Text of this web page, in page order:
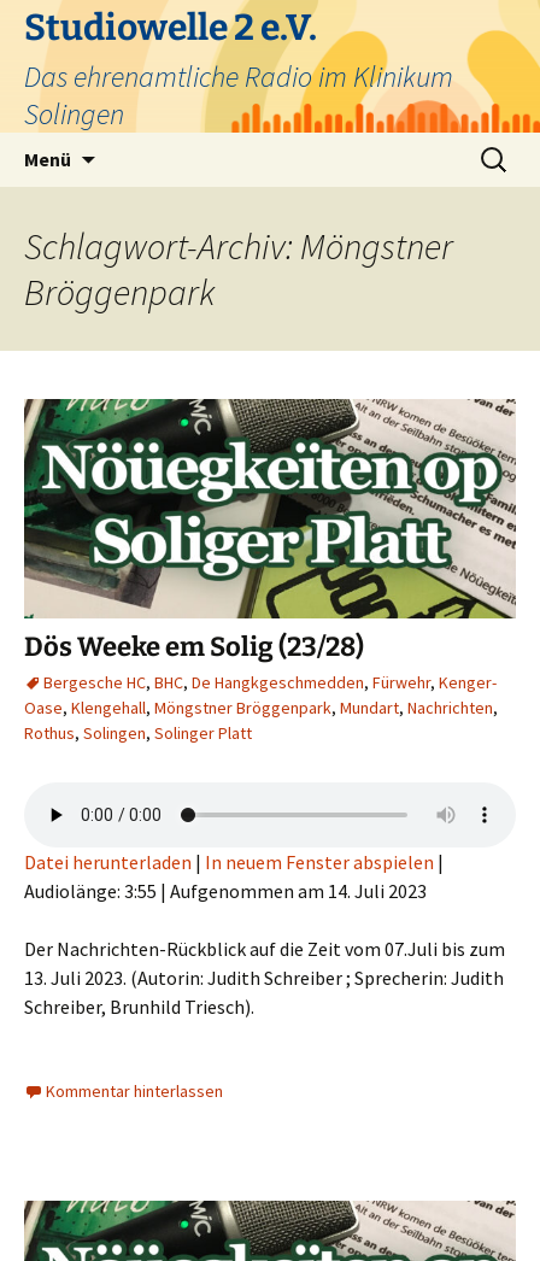
Zum
Inhalt
springen
Studiowelle 2 e.V.
Das ehrenamtliche Radio im Klinikum
Solingen
Menü
Suchen
nach:
Schlagwort-Archiv: Möngstner
Bröggenpark
Dös Weeke em Solig (23/28)
Bergesche HC, BHC, De Hangkgeschmedden, Fürwehr, Kenger-
Oase, Klengehall, Möngstner Bröggenpark, Mundart, Nachrichten,
Rothus, Solingen, Solinger Platt
Datei herunterladen | In neuem Fenster abspielen |
Audiolänge: 3:55 | Aufgenommen am 14. Juli 2023
Der Nachrichten-Rückblick auf die Zeit vom 07.Juli bis zum
13. Juli 2023. (Autorin: Judith Schreiber ; Sprecherin: Judith
Schreiber, Brunhild Triesch).
Kommentar hinterlassen